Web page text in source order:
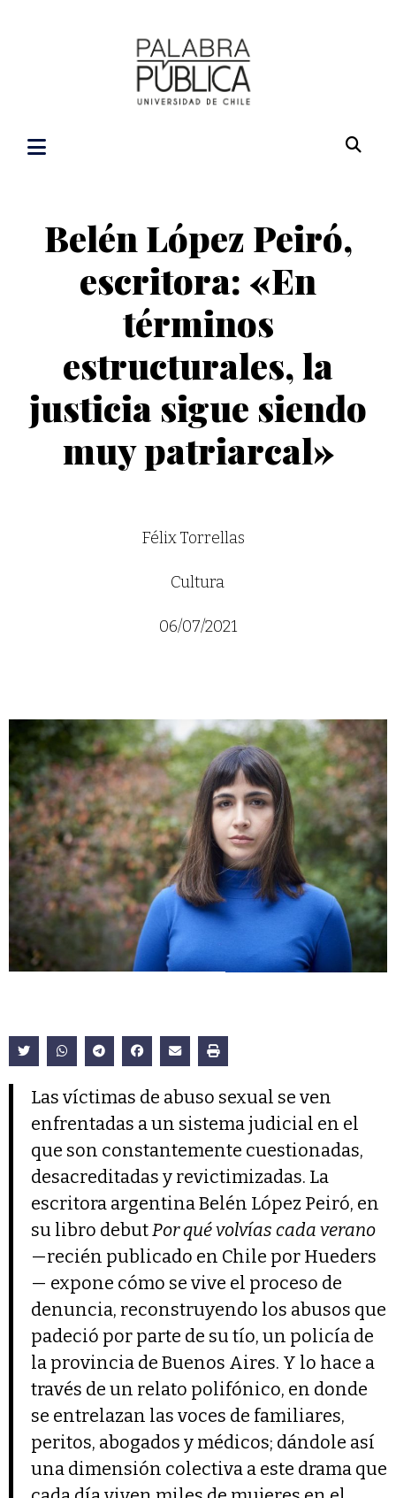
Belén López Peiró,
escritora: «En
términos
estructurales, la
justicia sigue siendo
muy patriarcal»
Félix Torrellas
Cultura
06/07/2021
Las víctimas de abuso sexual se ven
enfrentadas a un sistema judicial en el
que son constantemente cuestionadas,
desacreditadas y revictimizadas. La
escritora argentina Belén López Peiró, en
su libro debutPor qué volvías cada verano
—recién publicado en Chile por Hueders
— expone cómo se vive el proceso de
denuncia, reconstruyendo los abusos que
padeció por parte de su tío, un policía de
la provincia de Buenos Aires. Y lo hace a
través de un relato polifónico, en donde
se entrelazan las voces de familiares,
peritos, abogados y médicos; dándole así
una dimensión colectiva a este drama que